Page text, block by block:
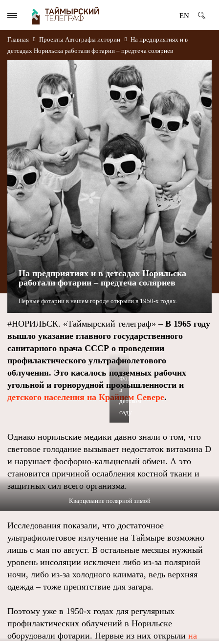
EN
Главная Проекты Автографы истории
На предприятиях и в
детсадах Норильска работали фотарии – предтеча соляриев
На предприятиях и в детсадах Норильска
работали фотарии – предтеча соляриев
Первые фотарии в нашем городе открыли в 1950-х годах.
#НОРИЛЬСК. «Таймырский телеграф» – В 1965 году
вышло указание главного государственного
санитарного врача СССР о проведении
профилактического ультрафиолетового
облучения. Это касалось подземных рабочих
угольной и горнорудной промышленности и
детского населения на Крайнем Севере.
Фотарий
в
детском
саду
Однако норильские медики давно знали о том, что
световое голодание вызывает недостаток витамина D
и нарушает фосфорно-кальциевый обмен. А это
становится причиной ослабления костной ткани и
защитных сил всего организма.
Кварцевание полярной зимой
Исследования показали, что достаточное
ультрафиолетовое излучение на Таймыре возможно
лишь с мая по август. В остальные месяцы нужный
уровень инсоляции исключен либо из-за полярной
ночи, либо из-за холодного климата, ведь верхняя
одежда – тоже препятствие для загара.
Поэтому уже в 1950-х годах для регулярных
профилактических облучений в Норильске
оборудовали фотарии. Первые из них открыли на